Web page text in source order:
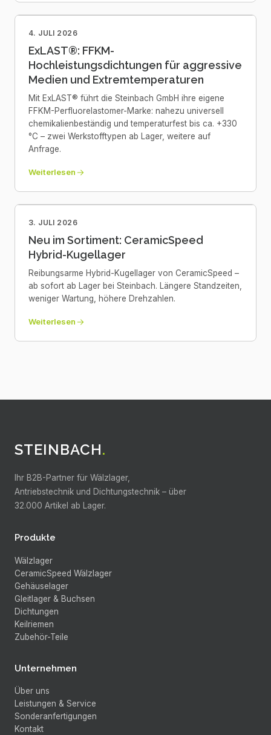
4. JULI 2026
ExLAST®: FFKM-
Hochleistungsdichtungen für aggressive
Medien und Extremtemperaturen
Mit ExLAST® führt die Steinbach GmbH ihre eigene
FFKM-Perfluorelastomer-Marke: nahezu universell
chemikalienbeständig und temperaturfest bis ca. +330
°C – zwei Werkstofftypen ab Lager, weitere auf
Anfrage.
Weiterlesen
3. JULI 2026
Neu im Sortiment: CeramicSpeed
Hybrid-Kugellager
Reibungsarme Hybrid-Kugellager von CeramicSpeed –
ab sofort ab Lager bei Steinbach. Längere Standzeiten,
weniger Wartung, höhere Drehzahlen.
Weiterlesen
STEINBACH.
Ihr B2B-Partner für Wälzlager,
Antriebstechnik und Dichtungstechnik – über
32.000 Artikel ab Lager.
Produkte
Wälzlager
CeramicSpeed Wälzlager
Gehäuselager
Gleitlager & Buchsen
Dichtungen
Keilriemen
Zubehör-Teile
Unternehmen
Über uns
Leistungen & Service
Sonderanfertigungen
Kontakt